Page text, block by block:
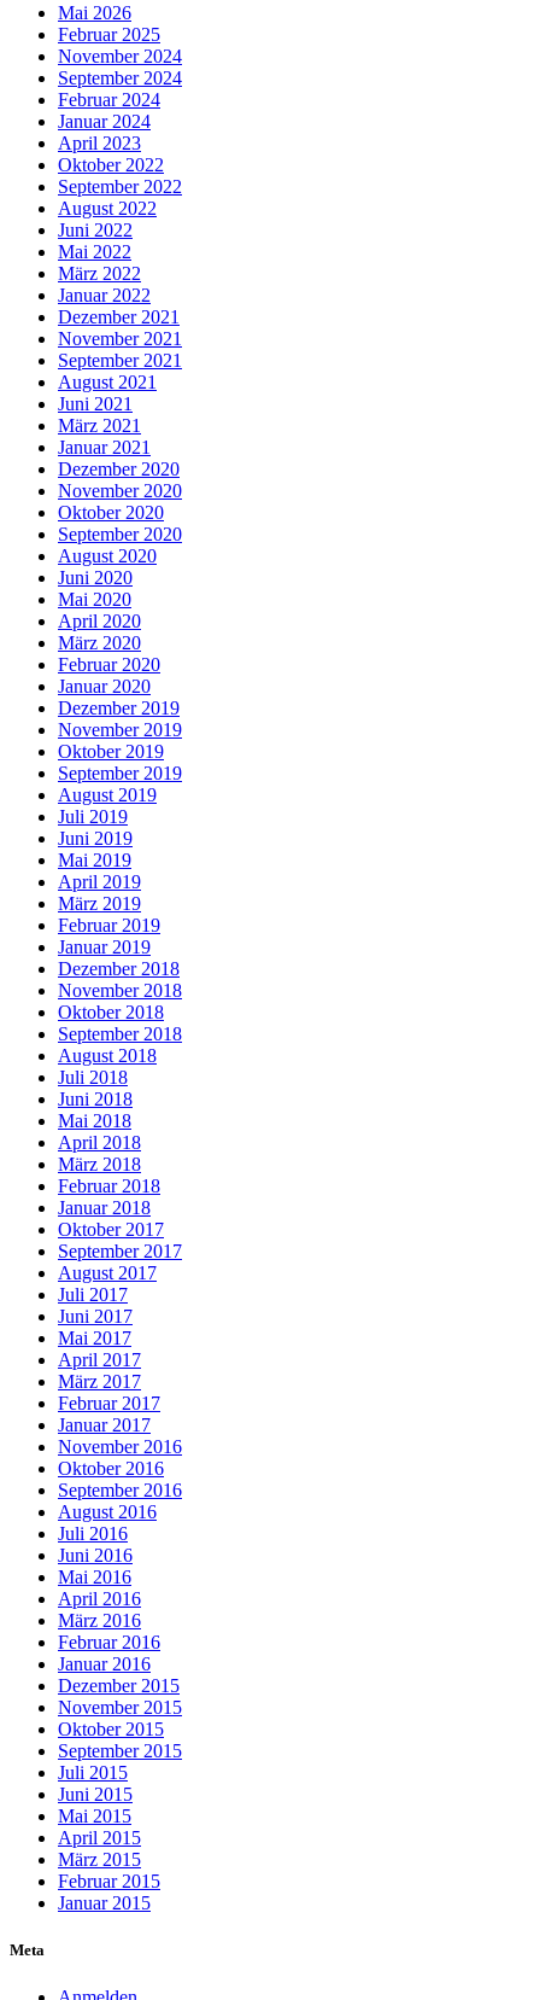
Mai 2026
Februar 2025
November 2024
September 2024
Februar 2024
Januar 2024
April 2023
Oktober 2022
September 2022
August 2022
Juni 2022
Mai 2022
März 2022
Januar 2022
Dezember 2021
November 2021
September 2021
August 2021
Juni 2021
März 2021
Januar 2021
Dezember 2020
November 2020
Oktober 2020
September 2020
August 2020
Juni 2020
Mai 2020
April 2020
März 2020
Februar 2020
Januar 2020
Dezember 2019
November 2019
Oktober 2019
September 2019
August 2019
Juli 2019
Juni 2019
Mai 2019
April 2019
März 2019
Februar 2019
Januar 2019
Dezember 2018
November 2018
Oktober 2018
September 2018
August 2018
Juli 2018
Juni 2018
Mai 2018
April 2018
März 2018
Februar 2018
Januar 2018
Oktober 2017
September 2017
August 2017
Juli 2017
Juni 2017
Mai 2017
April 2017
März 2017
Februar 2017
Januar 2017
November 2016
Oktober 2016
September 2016
August 2016
Juli 2016
Juni 2016
Mai 2016
April 2016
März 2016
Februar 2016
Januar 2016
Dezember 2015
November 2015
Oktober 2015
September 2015
Juli 2015
Juni 2015
Mai 2015
April 2015
März 2015
Februar 2015
Januar 2015
Meta